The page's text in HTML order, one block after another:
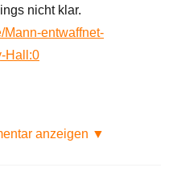
nicht klar.
Mann-entwaffnet-
Hall:0
anzeigen ▼